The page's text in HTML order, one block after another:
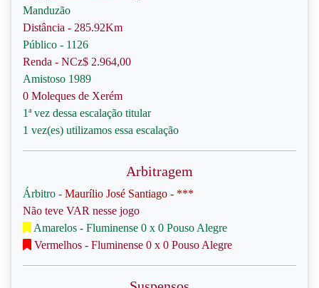
Manduzão
Distância - 285.92Km
Público - 1126
Renda - NCz$ 2.964,00
Amistoso 1989
0 Moleques de Xerém
1ª vez dessa escalação titular
1 vez(es) utilizamos essa escalação
Arbitragem
Árbitro - Maurílio José Santiago - ***
Não teve VAR nesse jogo
Amarelos - Fluminense 0 x 0 Pouso Alegre
Vermelhos - Fluminense 0 x 0 Pouso Alegre